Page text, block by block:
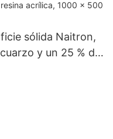
sólida Naitron,
y un 25 % de